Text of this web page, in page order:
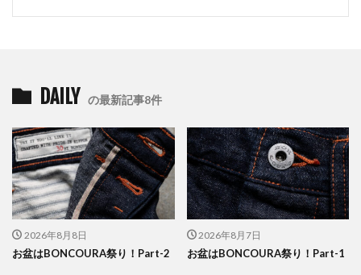
DAILY の最新記事8件
2026年8月8日
お盆はBONCOURA祭り！Part-2
2026年8月7日
お盆はBONCOURA祭り！Part-1